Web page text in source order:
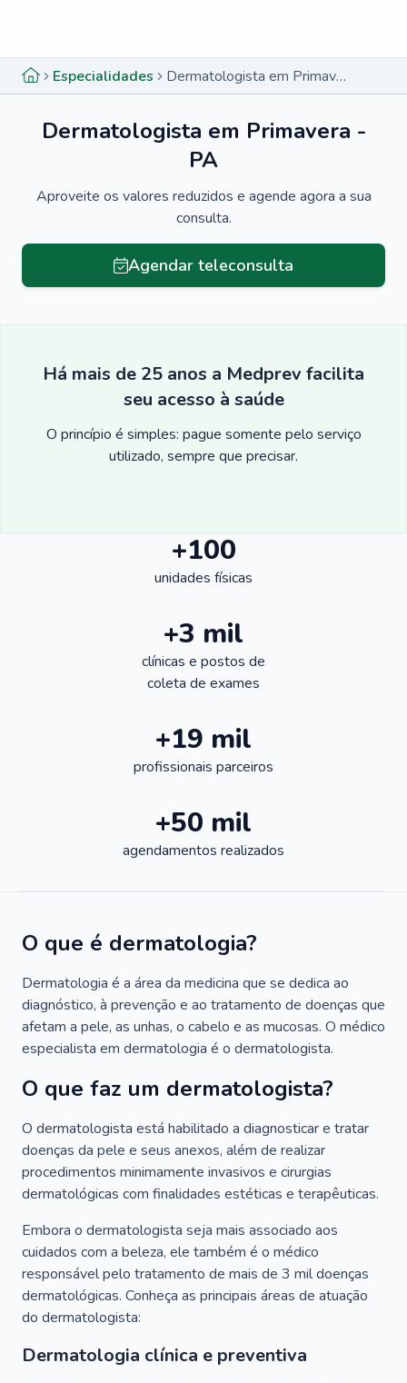
Especialidades Dermatologista em Primavera - PA
Dermatologista em Primavera -
PA
Aproveite os valores reduzidos e agende agora a sua
consulta.
Agendar teleconsulta
Há mais de 25 anos a Medprev facilita
seu acesso à saúde
O princípio é simples: pague somente pelo serviço
utilizado, sempre que precisar.
+100
unidades físicas
+3 mil
clínicas e postos de
coleta de exames
+19 mil
profissionais parceiros
+50 mil
agendamentos realizados
O que é dermatologia?
Dermatologia é a área da medicina que se dedica ao
diagnóstico, à prevenção e ao tratamento de doenças que
afetam a pele, as unhas, o cabelo e as mucosas. O médico
especialista em dermatologia é o dermatologista.
O que faz um dermatologista?
O dermatologista está habilitado a diagnosticar e tratar
doenças da pele e seus anexos, além de realizar
procedimentos minimamente invasivos e cirurgias
dermatológicas com finalidades estéticas e terapêuticas.
Embora o dermatologista seja mais associado aos
cuidados com a beleza, ele também é o médico
responsável pelo tratamento de mais de 3 mil doenças
dermatológicas. Conheça as principais áreas de atuação
do dermatologista:
Dermatologia clínica e preventiva